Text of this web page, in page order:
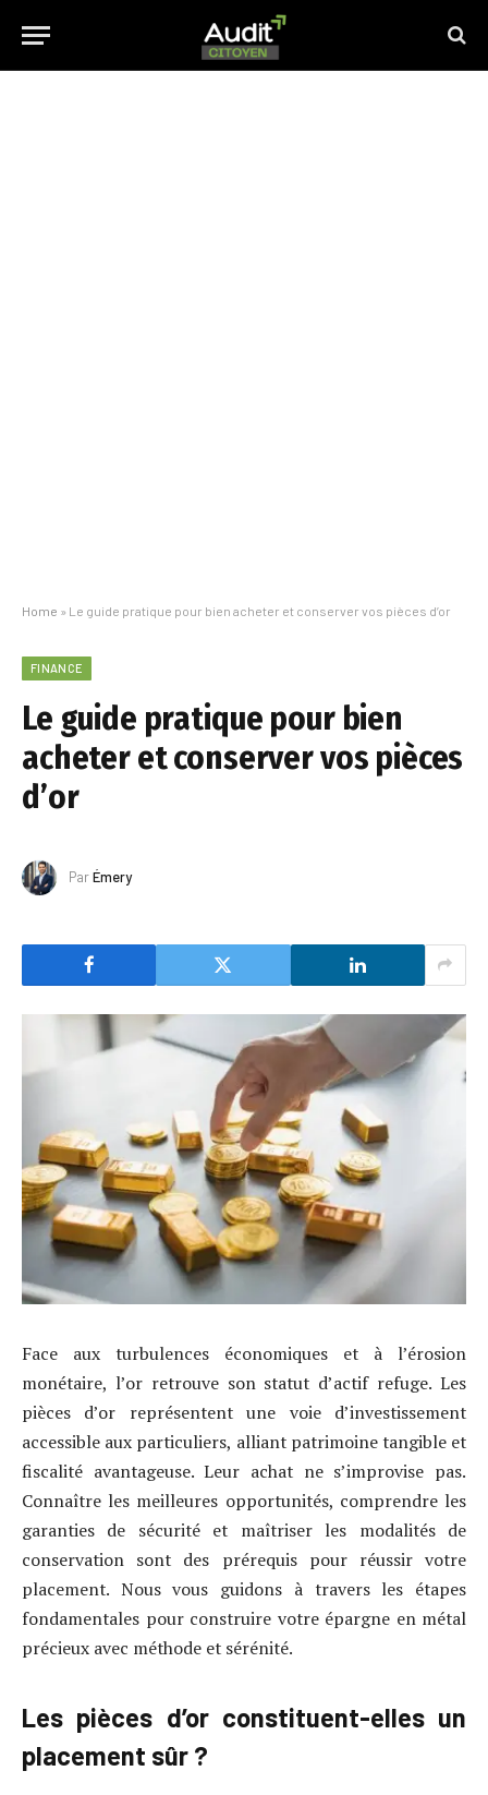
Home » Le guide pratique pour bien acheter et conserver vos pièces d’or
FINANCE
Le guide pratique pour bien
acheter et conserver vos pièces
d’or
ParÉmery
Face aux turbulences économiques et à l’érosion
monétaire, l’or retrouve son statut d’actif refuge. Les
pièces d’or représentent une voie d’investissement
accessible aux particuliers, alliant patrimoine tangible et
fiscalité avantageuse. Leur achat ne s’improvise pas.
Connaître les meilleures opportunités, comprendre les
garanties de sécurité et maîtriser les modalités de
conservation sont des prérequis pour réussir votre
placement. Nous vous guidons à travers les étapes
fondamentales pour construire votre épargne en métal
précieux avec méthode et sérénité.
Les pièces d’or constituent-elles un
placement sûr ?